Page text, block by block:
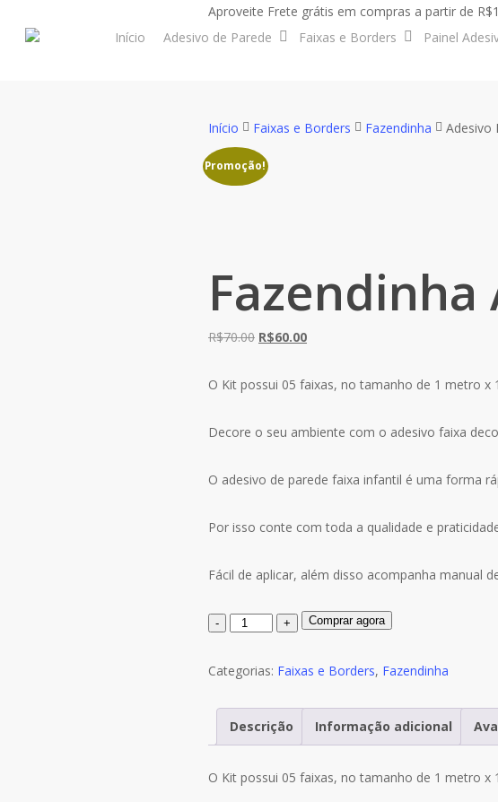
Aproveite Frete grátis em compras a partir de
Início
Adesivo de Parede Faixas e Borders Painel
Início Faixas e Borders Fazendinha Adesivo
Promoção!
R$70.00 O
original
R$70.00.
R$60.00O
atual
R$60.00.
O Kit possui 05 faixas, no tamanho de 1 metro x
Decore o seu ambiente com o adesivo faixa
O adesivo de parede faixa infantil é uma forma
Por isso conte com toda a qualidade e
Fácil de aplicar, além disso acompanha manual
Quantidade
Adesivo
Faixa
Animais
Comprar agora
Categorias: Faixas e Borders, Fazendinha
Descrição Informação adicional
O Kit possui 05 faixas, no tamanho de 1 metro x